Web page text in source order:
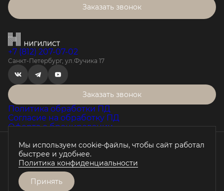
Заказать звонок
+7 (812) 207-07-02
Санкт-Петербург, ул.Фучика 17
Заказать звонок
Политика обработки ПД
Согласие на обработку ПД
Оферта о бронировании
Проектная декларация на наш.дом.рф
Любая информация, представленная на данном сайте, носит
исключительно информационный характер, не является
публичной офертой, определяемой положениями статьи 437 ГК
РФ.
Мы используем cookie-файлы, чтобы сайт работал
быстрее и удобнее.
Политика конфиденциальности
Принять